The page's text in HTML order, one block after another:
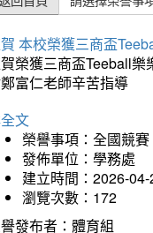
本校榮獲三商盃
榮獲三商盃Teeball
富仁老師辛苦指導
文
榮譽事項：全國競賽
發佈單位：學務處
建立時間：2026-04-
瀏覽次數：172
發布者：體育組